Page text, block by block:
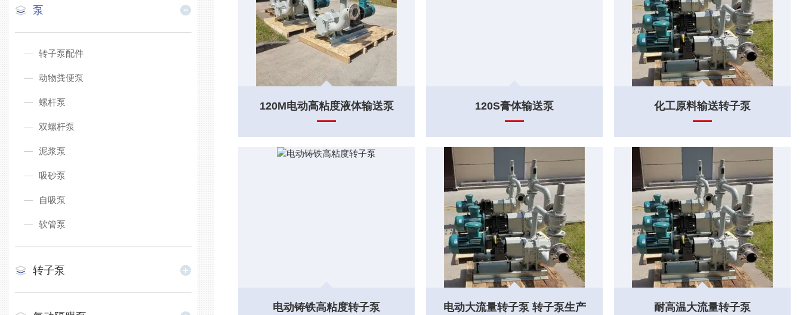
泵
转子泵配件
动物粪便泵
螺杆泵
双螺杆泵
泥浆泵
吸砂泵
自吸泵
软管泵
转子泵
120M电动高粘度液体输送泵 120S膏体输送泵 化工原料输送转子泵
电动铸铁高粘度转子泵 电动大流量转子泵 转子泵生产 耐高温大流量转子泵